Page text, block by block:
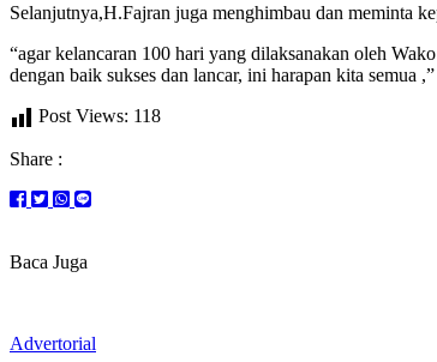
Selanjutnya,H.Fajran juga menghimbau dan meminta
“agar kelancaran 100 hari yang dilaksanakan oleh
dengan baik sukses dan lancar, ini harapan kita semua
Post Views: 118
Share :
Baca Juga
Advertorial